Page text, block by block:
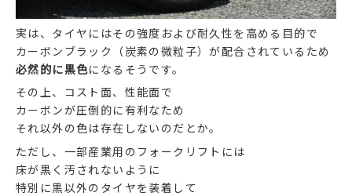
実は、タイヤにはその強度および耐久性を高める目的で
カーボンブラック（炭素の微粒子）が配合されているため
必然的に黒色になるそうです。
その上、コスト面、性能面で
カーボンが圧倒的に有利なため
それ以外の色は存在しないのだとか。
ただし、一部産業用のフォークリフトには
床が黒く汚されないように
特別に黒以外のタイヤを装着して